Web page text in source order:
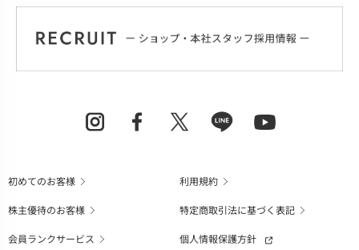
初めてのお客様
利用規約
株主優待のお客様
特定商取引法に基づく表記
会員ランクサービス
個人情報保護方針